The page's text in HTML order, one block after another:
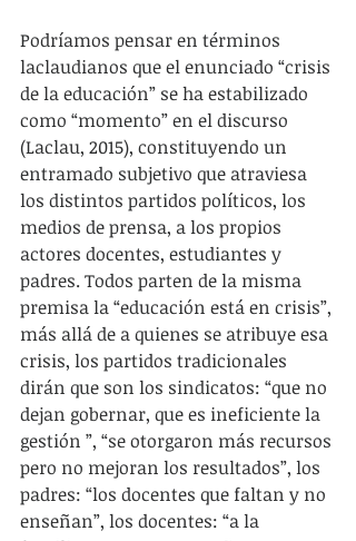
Podríamos pensar en términos
laclaudianos que el enunciado “crisis
de la educación” se ha estabilizado
como “momento” en el discurso
(Laclau, 2015), constituyendo un
entramado subjetivo que atraviesa
los distintos partidos políticos, los
medios de prensa, a los propios
actores docentes, estudiantes y
padres. Todos parten de la misma
premisa la “educación está en crisis”,
más allá de a quienes se atribuye esa
crisis, los partidos tradicionales
dirán que son los sindicatos: “que no
dejan gobernar, que es ineficiente la
gestión ”, “se otorgaron más recursos
pero no mejoran los resultados”, los
padres: “los docentes que faltan y no
enseñan”, los docentes: “a la